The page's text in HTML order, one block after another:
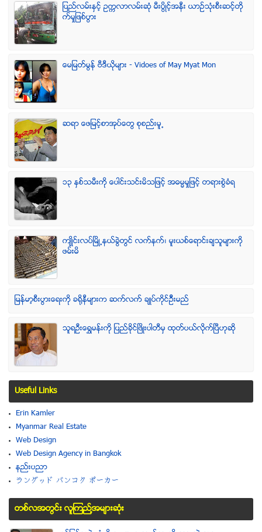
ျပည္လမ္းႏွင့္ ဥကၠလာလမ္းဆုံ မီးပြိဳင့္အနီး ယာဥ္သုံးစီးဆင့္တို
က္မႈျဖစ္ပြား
ေမျမတ္မြန္ ဗီဒီယုိမ်ား - Vidoes of May Myat Mon
ဆရာ ေဖျမင့္စာအုပ္ေတြ စုစည္းမူ႕
၁၃ ႏွစ္သမီးကို ေပါင္းသင္းမိသျဖင့္ အဓမၼမႈျဖင့္ တရားစြဲခံရ
က်ဳိင္းလပ္ၿမိဳ႕နယ္ခြဲတြင္ လက္နက္၊ မူးယစ္ေရာင္းခ်သူမ်ားကို
ဖမ္းမိ
ျမန္မာ့စီးပြားေရးကို ခရိုနီမ်ားက ဆက္လက္ ခ်ဳပ္ကိုင္ဥိီးမည္
သူရဦးေရႊမန္းကို ျပည္ခိုင္ျဖိဳးပါတီမွ ထုတ္ပယ္လိုက္ျပီဟုဆို
Useful Links
Erin Kamler
Myanmar Real Estate
Web Design
Web Design Agency in Bangkok
နည္းပညာ
ラングッド バンコク ポーカー
တစ္လအတြင္း လူၾကည္႔အမ်ားဆံုး